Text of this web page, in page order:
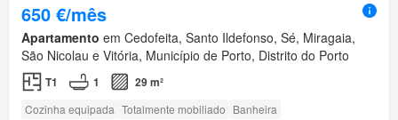
650 €/mês
Apartamento em Cedofeita, Santo Ildefonso, Sé, Miragaia,
São Nicolau e Vitória, Município de Porto, Distrito do Porto
T1 1 29 m²
Cozinha equipada Totalmente mobiliado Banheira